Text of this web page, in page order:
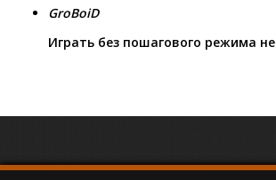
GroBoiD
Играть без пошагового режима